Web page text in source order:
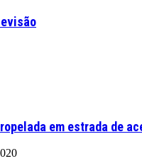
em estrada de